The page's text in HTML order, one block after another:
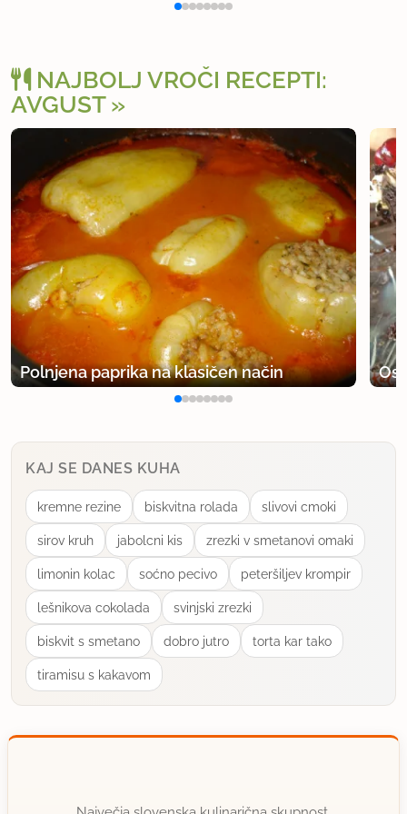
NAJBOLJ VROČI RECEPTI:
AVGUST
Polnjena paprika na klasičen način
KAJ SE DANES KUHA
kremne rezine biskvitna rolada slivovi cmoki
sirov kruh jabolcni kis zrezki v smetanovi omaki
limonin kolac soćno pecivo peteršiljev krompir
lešnikova cokolada svinjski zrezki
biskvit s smetano dobro jutro torta kar tako
tiramisu s kakavom